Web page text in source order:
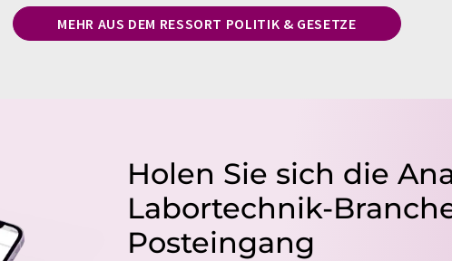
MEHR AUS DEM RESSORT POLITIK & GESETZE
Holen Sie sich die
Labortechnik-
Posteingang